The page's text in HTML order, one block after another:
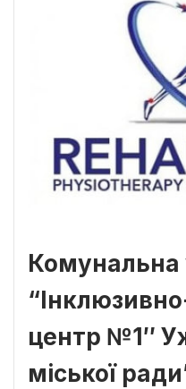
Комунальна
центр №1″
міської